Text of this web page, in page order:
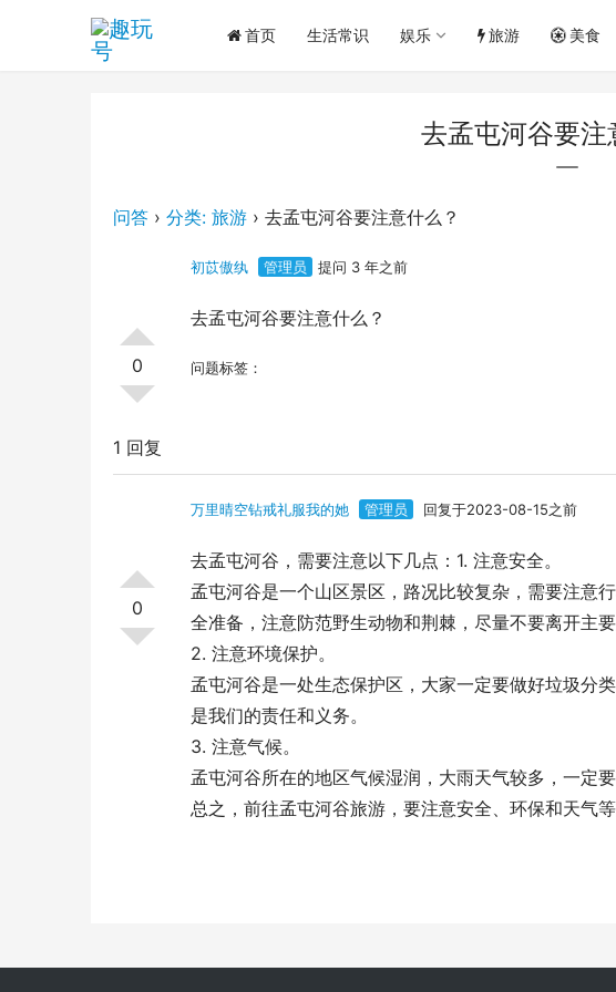
首页 生活常识 娱乐 旅游 美食
去孟屯河谷要注
问答 › 分类: 旅游 › 去孟屯河谷要注意什么？
0
初苡傲纨 管理员 提问 3 年之前
去孟屯河谷要注意什么？
问题标签：
1 回复
0
万里晴空钻戒礼服我的她 管理员 回复于2023-08-15之前
去孟屯河谷，需要注意以下几点：1. 注意安全。
孟屯河谷是一个山区景区，路况比较复杂，需要注意
全准备，注意防范野生动物和荆棘，尽量不要离开主要
2. 注意环境保护。
孟屯河谷是一处生态保护区，大家一定要做好垃圾分
是我们的责任和义务。
3. 注意气候。
孟屯河谷所在的地区气候湿润，大雨天气较多，一定
总之，前往孟屯河谷旅游，要注意安全、环保和天气